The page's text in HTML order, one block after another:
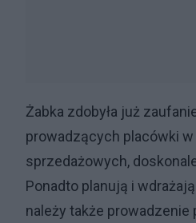
Żabka zdobyła już
prowadzących placówki
sprzedażowych,
Ponadto planują i
należy także